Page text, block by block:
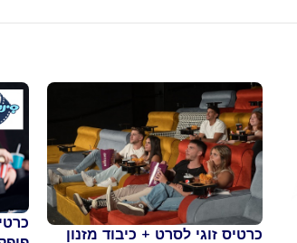
כרטיס זוגי לסרט + כיבוד מזנון